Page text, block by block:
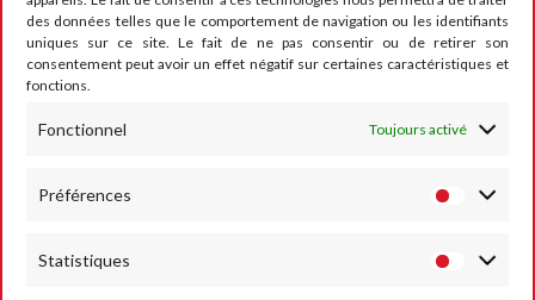
des données telles que le comportement de navigation ou les identifiants
uniques sur ce site. Le fait de ne pas consentir ou de retirer son
consentement peut avoir un effet négatif sur certaines caractéristiques et
fonctions.
Fonctionnel Toujours activé
Préférences
Statistiques
CONTACT
RUMESM ASBL – Circuit Jules Tacheny
B-5640 Mettet
Email :info@mettet-xp.be